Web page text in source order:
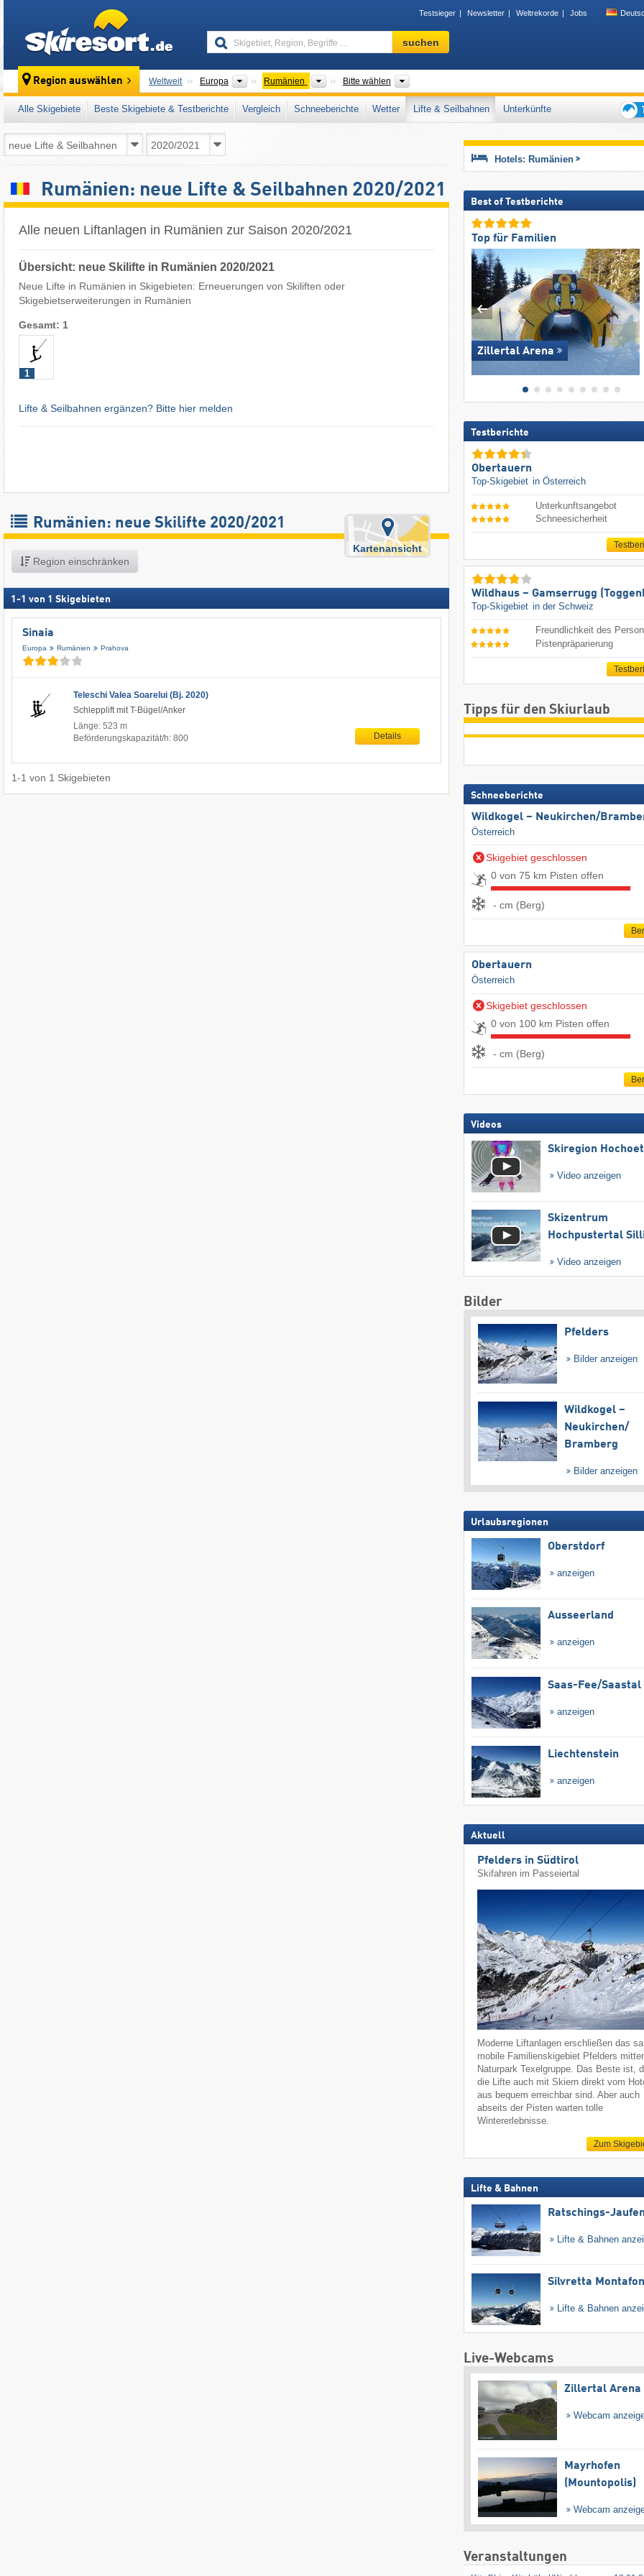
Testsieger Newsletter Weltrekorde Jobs
Skigebiet,
Region,
…
suchen
Region auswählen Weltweit Europa Kontinente
Rumänien LänderBitte wählen
Alle Skigebiete Beste Skigebiete & Testberichte Vergleich Schneeberichte Wetter Lifte & Seilbahnen
Unterkünfte
für
Rumänien: neue Lifte & Seilbahnen 2020/2021
Alle neuen Liftanlagen in Rumänien zur Saison 2020/2021
Übersicht: neue Skilifte in Rumänien 2020/2021
Neue Lifte in Rumänien in Skigebieten: Erneuerungen von Skiliften oder
Skigebietserweiterungen in Rumänien
Gesamt: 1
1
Lifte & Seilbahnen ergänzen? Bitte hier melden
Rumänien: neue Skilifte 2020/2021
Region einschränken
Kartenansicht
1 -1 von 1 Skigebieten
Sinaia
Europa Rumänien Prahova
Teleschi Valea Soarelui (Bj. 2020)
Schlepplift mit T-Bügel/Anker
Länge: 523 m
Beförderungskapazität/h: 800
Details
1-1 von 1 Skigebieten
Hotels: Rumänien
Best of Testberichte
Top für Familien
Zillertal Arena
Testberichte
Obertauern
Top-Skigebiet in Österreich
Unterkunftsangebot
Schneesicherheit
Wildhaus – Gamserrugg
Top-Skigebiet in der Schweiz
Freundlichkeit des
Pistenpräparierung
Tipps für den Skiurlaub
Schneeberichte
Wildkogel – Neukirchen/​
Österreich
Skigebiet geschlossen
0 von 75 km Pisten offen
- cm (Berg)
Obertauern
Österreich
Skigebiet geschlossen
0 von 100 km Pisten offen
- cm (Berg)
Videos
Skiregion
Video anzeigen
Skizentrum
Hochpustertal
Video anzeigen
Bilder
Pfelders
Bilder anzeigen
Wildkogel –
Neukirchen/​
Bramberg
Bilder anzeigen
Urlaubsregionen
Oberstdorf
anzeigen
Ausseerland
anzeigen
Saas-Fee/​Saastal
anzeigen
Liechtenstein
anzeigen
Aktuell
Pfelders in Südtirol
Skifahren im Passeiertal
Moderne Liftanlagen erschließen das
mobile Familienskigebiet Pfelders
Naturpark Texelgruppe. Das Beste ist,
die Lifte auch mit Skiern direkt vom
aus bequem erreichbar sind. Aber auch
abseits der Pisten warten tolle
Wintererlebnisse.
Zum
Lifte & Bahnen
Ratschings-Jaufen
Lifte & Bahnen
Silvretta Montafon
Lifte & Bahnen
Live-Webcams
Zillertal Arena
Webcam
Mayrhofen
(Mountopolis)
Webcam
Veranstaltungen